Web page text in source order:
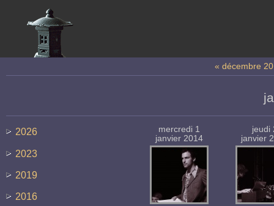
« décembre
2026
2023
2019
2016
mercredi 1
janvier 2014
jeudi
janvier